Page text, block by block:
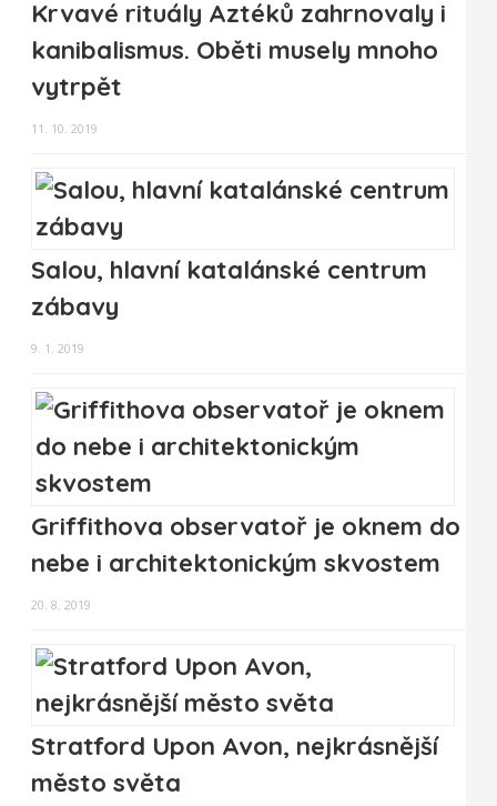
Krvavé rituály Aztéků zahrnovaly i
kanibalismus. Oběti musely mnoho
vytrpět
11. 10. 2019
Salou, hlavní katalánské centrum
zábavy
9. 1. 2019
Griffithova observatoř je oknem do
nebe i architektonickým skvostem
20. 8. 2019
Stratford Upon Avon, nejkrásnější
město světa